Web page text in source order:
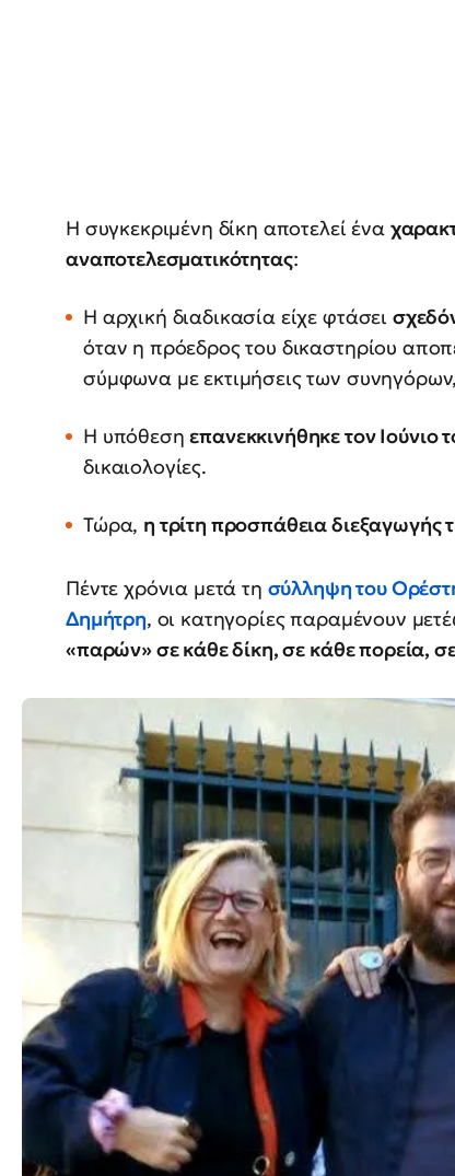
Η συγκεκριμένη δίκη αποτελεί ένα
αναποτελεσματικότητας:
Η αρχική διαδικασία είχε φτάσει
όταν η πρόεδρος του δικαστηρίου
σύμφωνα με εκτιμήσεις των
Η υπόθεσηεπανεκκινήθηκε τον Ιούνιο
δικαιολογίες.
Τώρα, η τρίτη προσπάθεια διεξαγωγής
Πέντε χρόνια μετά τη σύλληψη του
Δημήτρη, οι κατηγορίες παραμένουν
«παρών» σε κάθε δίκη, σε κάθε πορεία,